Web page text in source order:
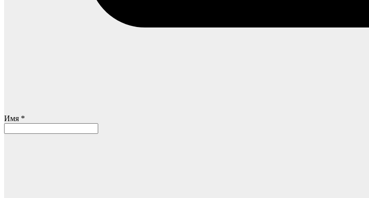
Имя *